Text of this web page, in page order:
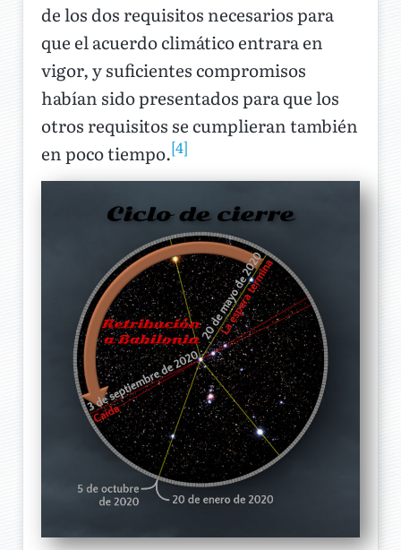
de los dos requisitos necesarios para
que el acuerdo climático entrara en
vigor, y suficientes compromisos
habían sido presentados para que los
otros requisitos se cumplieran también
en poco tiempo.[4]